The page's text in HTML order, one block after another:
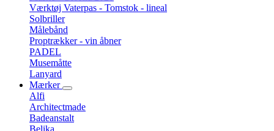
Værktøj Vaterpas - Tomstok - lineal
Solbriller
Målebånd
Proptrækker - vin åbner
PADEL
Musemåtte
Lanyard
Mærker
Alfi
Architectmade
Badeanstalt
Belika